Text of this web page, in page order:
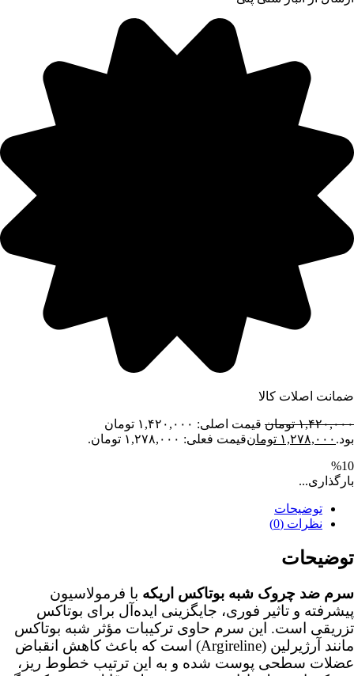
ضمانت اصلات کالا
۱,۴۲۰,۰۰۰ تومان
قیمت اصلی: ۱,۴۲۰,۰۰۰ تومان
بود. ۱,۲۷۸,۰۰۰ تومانقیمت فعلی: ۱,۲۷۸,۰۰۰ تومان.
%10
بارگذاری...
توضیحات
نظرات (0)
توضیحات
سرم ضد چروک شبه بوتاکس اریکه با فرمولاسیون
پیشرفته و تاثیر فوری، جایگزینی ایده‌آل برای بوتاکس
تزریقی است. این سرم حاوی ترکیبات مؤثر شبه بوتاکس
مانند آرژیرلین (Argireline) است که باعث کاهش انقباض
عضلات سطحی پوست شده و به این ترتیب خطوط ریز،